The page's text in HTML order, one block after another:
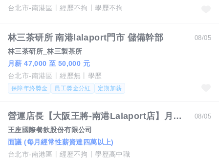
台北市-南港區
經歷不拘 學歷不拘
08/05
林三茶研所 南港lalaport門市 儲備幹部
林三茶研所_林三製茶所
月薪 47,000 至 50,000 元
台北市-南港區
經歷無 學歷
保障年終獎金 員工獎金分紅 定期加薪
08/05
營運店長【大阪王將-南港Lalaport店】月薪47500-61000 #另有門市達標獎金
王座國際餐飲股份有限公司
面議 (每月經常性薪資達四萬以上)
台北市-南港區
經歷不拘 學歷高中職